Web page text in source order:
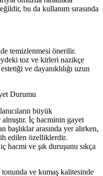
bu da kullanım sırasında
temizlenmesi önerilir.
toz ve kirleri nazikçe
ve dayanıklılığı uzun
Durumu
büyük
İç hacminin gayet
başlıklar arasında yer alırken,
edilen özelliklerdir.
hacmi ve şık duruşunu sıkça
ve kumaş kalitesinde